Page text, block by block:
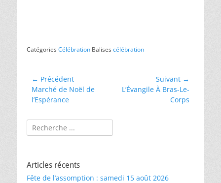
CatégoriesCélébration Balisescélébration
Navigation
de
l’article
← Précédent
Article
précédent :
Marché de Noël de
l’Espérance
Suivant →
ArticleL’Évangile À Bras-Le-
Corps
Rechercher :
Articles récents
Fête de l’assomption : samedi 15 août 2026